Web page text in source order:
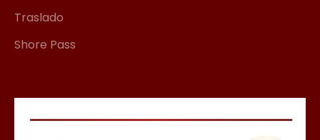
Traslado
Shore Pass